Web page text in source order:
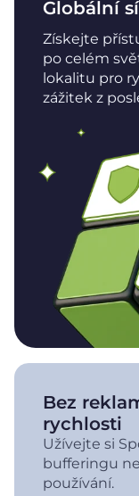
Globální
Získejte
po celém
lokalitu pro
zážitek z
Bez
rychlosti
Užívejte si
bufferingu
používání.